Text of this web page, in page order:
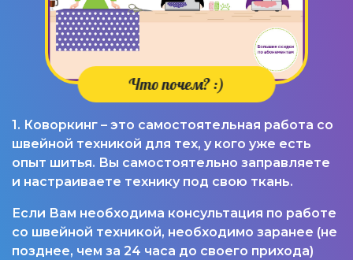
Что почем? :)
1. Коворкинг – это самостоятельная работа со
швейной техникой для тех, у кого уже есть
опыт шитья. Вы самостоятельно заправляете
и настраиваете технику под свою ткань.
Если Вам необходима консультация по работе
со швейной техникой, необходимо заранее (не
позднее, чем за 24 часа до своего прихода)